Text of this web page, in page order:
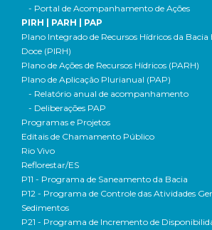
- Portal de Acompanhamento de Ações
PIRH | PARH | PAP
Plano Integrado de Recursos Hídricos da
Doce (PIRH)
Plano de Ações de Recursos Hídricos (PARH)
Plano de Aplicação Plurianual (PAP)
- Relatório anual de acompanhamento
- Deliberações PAP
Programas e Projetos
Editais de Chamamento Público
Rio Vivo
Reflorestar/ES
P11 - Programa de Saneamento da Bacia
P12 - Programa de Controle das Atividades
Sedimentos
P21 - Programa de Incremento de